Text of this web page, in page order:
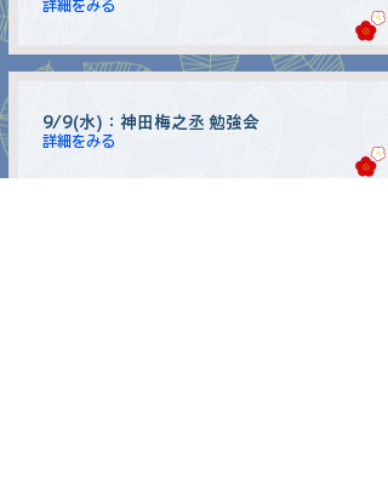
詳細をみる
9/9(水)：神田梅之丞 勉強会
詳細をみる